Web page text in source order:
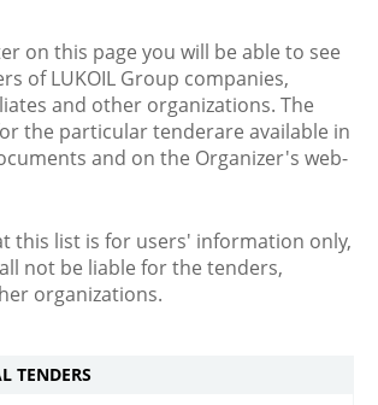
on this page you will be able to see
of LUKOIL Group companies,
and other organizations. The
the particular tenderare available in
and on the Organizer's web-
this list is for users' information only,
not be liable for the tenders,
organizations.
TENDERS